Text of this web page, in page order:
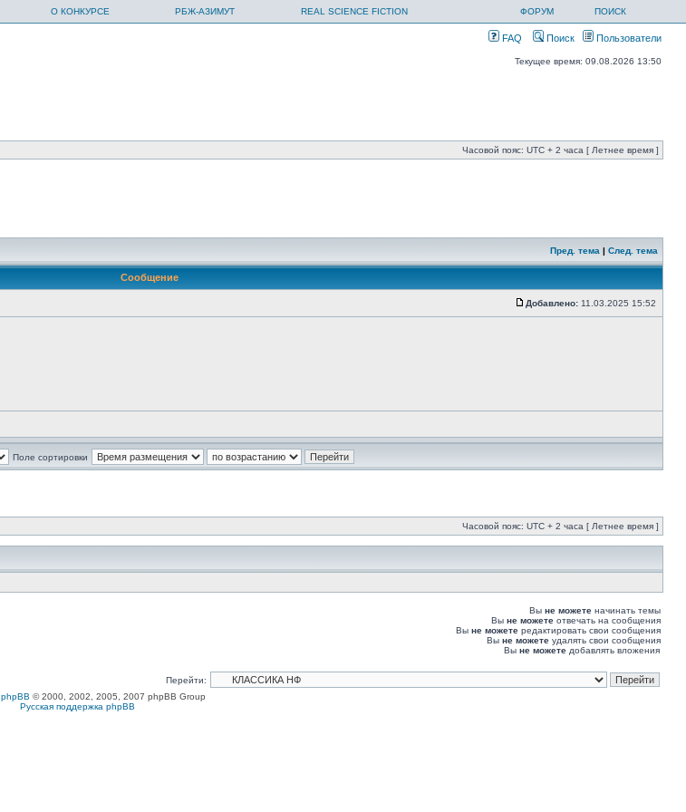
О КОНКУРСЕ РБЖ-АЗИМУТ REAL SCIENCE FICTION ФОРУМ ПОИСК
FAQ Поиск Пользователи
Текущее время: 09.08.2026 13:50
Часовой пояс: UTC + 2 часа [ Летнее время ]
Пред. тема | След. тема
Сообщение
Добавлено: 11.03.2025 15:52
Поле сортировки
Часовой пояс: UTC + 2 часа [ Летнее время ]
Вы не можете начинать темы
Вы не можете отвечать на сообщения
Вы не можете редактировать свои сообщения
Вы не можете удалять свои сообщения
Вы не можете добавлять вложения
Перейти:
phpBB © 2000, 2002, 2005, 2007 phpBB Group
Русская поддержка phpBB